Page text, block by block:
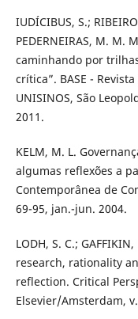
IUDÍCIBUS, S.;
PEDERNEIRAS, M.
caminhando por
crítica”. BASE -
UNISINOS, São
2011.
KELM, M. L.
algumas reflexões a
Contemporânea de
69-95, jan.-jun. 2004.
LODH, S. C.;
research, rationality
reflection. Critical
Elsevier/Amsterdam,